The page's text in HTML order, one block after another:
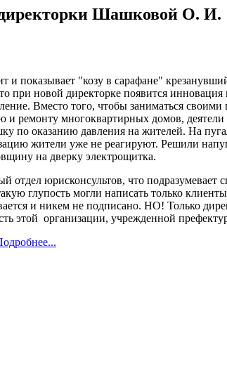
Шашковой О. И.
и показывает "козу в сарафане"
при новой директорке появится
Вместо того, чтобы заниматься
и ремонту многоквартирных домов,
по оказанию давления на жителей. На
жители уже не реагируют. Решили
на дверку электрощитка.
юрисконсультов, что подразумевает
глупость могли написать только
и никем не подписано. НО! Только
этой организации, учрежденной